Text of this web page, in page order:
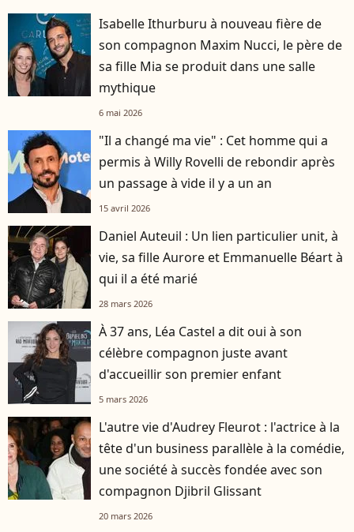
Isabelle Ithurburu à nouveau fière de
son compagnon Maxim Nucci, le père de
sa fille Mia se produit dans une salle
mythique
6 mai 2026
"Il a changé ma vie" : Cet homme qui a
permis à Willy Rovelli de rebondir après
un passage à vide il y a un an
15 avril 2026
Daniel Auteuil : Un lien particulier unit, à
vie, sa fille Aurore et Emmanuelle Béart à
qui il a été marié
28 mars 2026
À 37 ans, Léa Castel a dit oui à son
célèbre compagnon juste avant
d'accueillir son premier enfant
5 mars 2026
L'autre vie d'Audrey Fleurot : l'actrice à la
tête d'un business parallèle à la comédie,
une société à succès fondée avec son
compagnon Djibril Glissant
20 mars 2026